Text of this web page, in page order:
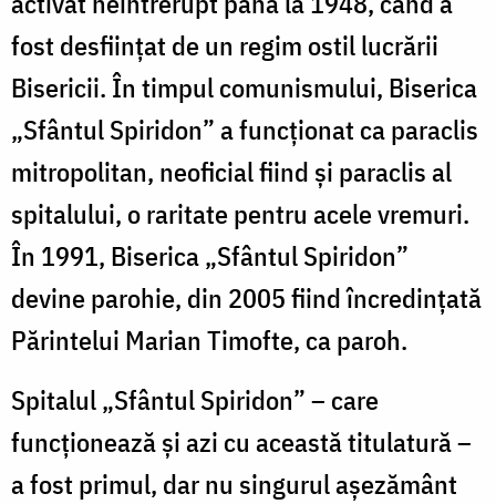
fost desființat de un regim ostil lucrării
Bisericii. În timpul comunismului, Biserica
„Sfântul Spiridon” a funcționat ca paraclis
mitropolitan, neoficial fiind și paraclis al
spitalului, o raritate pentru acele vremuri.
În 1991, Biserica „Sfântul Spiridon”
devine parohie, din 2005 fiind încredințată
Părintelui Marian Timofte, ca paroh.
Spitalul „Sfântul Spiridon” – care
funcționează și azi cu această titulatură –
a fost primul, dar nu singurul așezământ